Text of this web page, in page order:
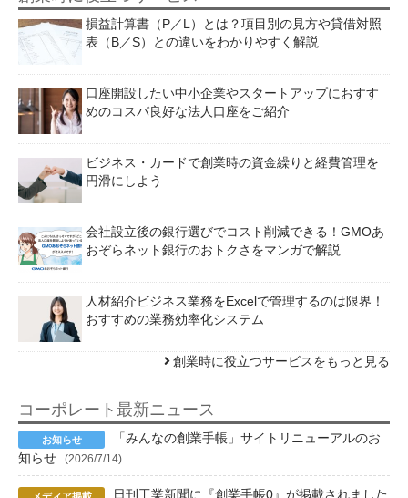
損益計算書（P／L）とは？項目別の見方や貸借対照
表（B／S）との違いをわかりやすく解説
口座開設したい中小企業やスタートアップにおすす
めのコスパ良好な法人口座をご紹介
ビジネス・カードで創業時の資金繰りと経費管理を
円滑にしよう
会社設立後の銀行選びでコスト削減できる！GMOあ
おぞらネット銀行のおトクさをマンガで解説
人材紹介ビジネス業務をExcelで管理するのは限界！
おすすめの業務効率化システム
創業時に役立つサービスをもっと見る
コーポレート最新ニュース
「みんなの創業手帳」サイトリニューアルのお
知らせ
(2026/7/14)
日刊工業新聞に『創業手帳0』が掲載されました